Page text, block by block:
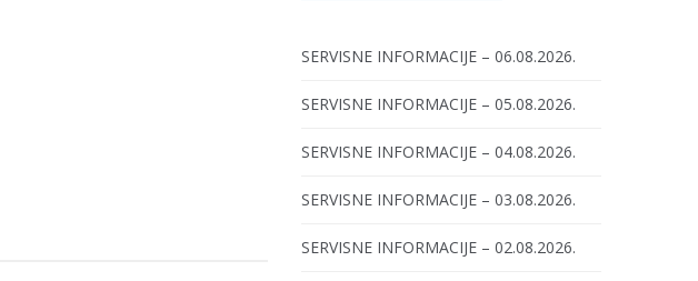
SERVISNE INFORMACIJE – 06.08.2026.
SERVISNE INFORMACIJE – 05.08.2026.
SERVISNE INFORMACIJE – 04.08.2026.
SERVISNE INFORMACIJE – 03.08.2026.
SERVISNE INFORMACIJE – 02.08.2026.